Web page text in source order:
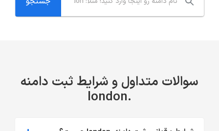
سوالات متداول و شرایط ثبت دامنه
.london